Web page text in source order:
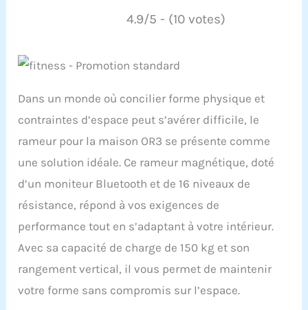
4.9/5 - (10 votes)
Dans un monde où concilier forme physique et
contraintes d’espace peut s’avérer difficile, le
rameur pour la maison OR3 se présente comme
une solution idéale. Ce rameur magnétique, doté
d’un moniteur Bluetooth et de 16 niveaux de
résistance, répond à vos exigences de
performance tout en s’adaptant à votre intérieur.
Avec sa capacité de charge de 150 kg et son
rangement vertical, il vous permet de maintenir
votre forme sans compromis sur l’espace.